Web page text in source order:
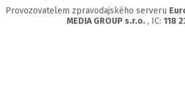
Provozovatelem zpravodajského serveru
MEDIA GROUP s.r.o., IC: 118